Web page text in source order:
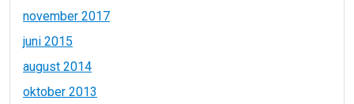
november 2017
juni 2015
august 2014
oktober 2013